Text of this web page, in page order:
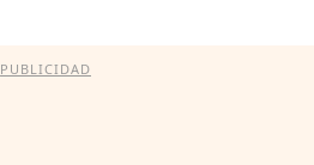
PUBLICIDAD